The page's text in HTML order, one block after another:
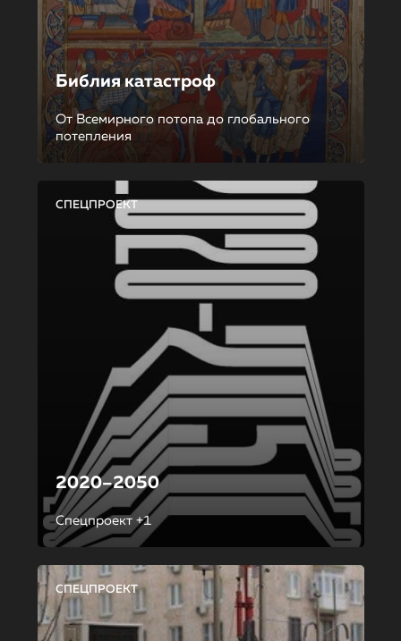
Библия катастроф
От Всемирного потопа до глобального
потепления
СПЕЦПРОЕКТ
2020–2050
Спецпроект +1
СПЕЦПРОЕКТ